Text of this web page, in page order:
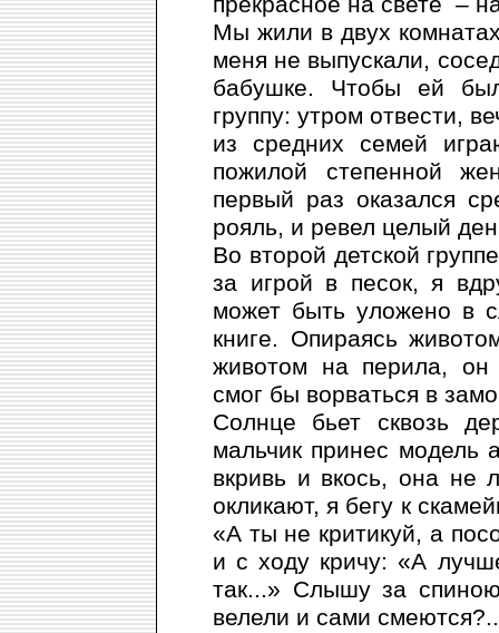
Мы жили в двух
меня не выпускали,
бабушке. Чтобы ей
группу: утром отвести,
из средних семей
пожилой степенной
первый раз оказался
рояль, и ревел целый
Во второй детской
за игрой в песок, я
может быть уложено в
книге. Опираясь
животом на перила,
смог бы ворваться в
Солнце бьет сквозь
мальчик принес модель
вкривь и вкось, она не
окликают, я бегу к
«А ты не критикуй, а
и с ходу кричу: «А
так...» Слышу за
велели и сами